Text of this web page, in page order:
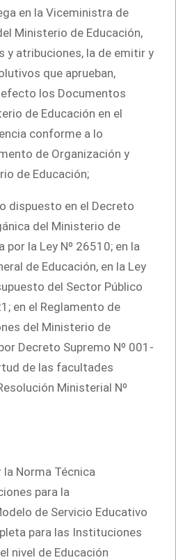
en la Viceministra de
Ministerio de Educación,
y atribuciones, la de emitir y
que aprueban,
los Documentos
de Educación en el
conforme a lo
de Organización y
de Educación;
dispuesto en el Decreto
del Ministerio de
la Ley Nº 26510; en la
de Educación, en la Ley
del Sector Público
en el Reglamento de
del Ministerio de
Decreto Supremo Nº 001-
de las facultades
Ministerial Nº
Norma Técnica
para la
de Servicio Educativo
para las Instituciones
nivel de Educación